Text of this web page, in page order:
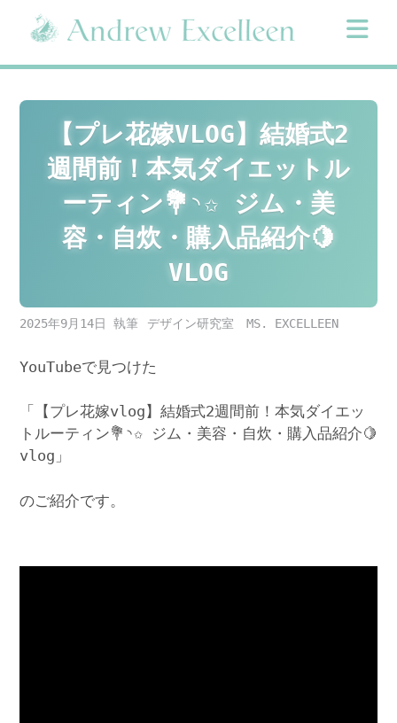
content
【プレ花嫁VLOG】結婚式2
週間前！本気ダイエットル
ーティン💐◝✩ ジム・美
容・自炊・購入品紹介🍋
VLOG
2025年9月14日 デザイン研究室 MS. EXCELLEEN
YouTubeで見つけた
「【プレ花嫁vlog】結婚式2週間前！本気ダイエッ
トルーティン💐◝✩ ジム・美容・自炊・購入品紹介🍋
vlog」
のご紹介です。